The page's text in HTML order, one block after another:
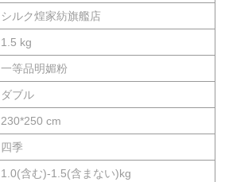
シルク煌家紡旗艦店
1.5 kg
一等品明媚粉
ダブル
230*250 cm
四季
1.0(含む)-1.5(含まない)kg